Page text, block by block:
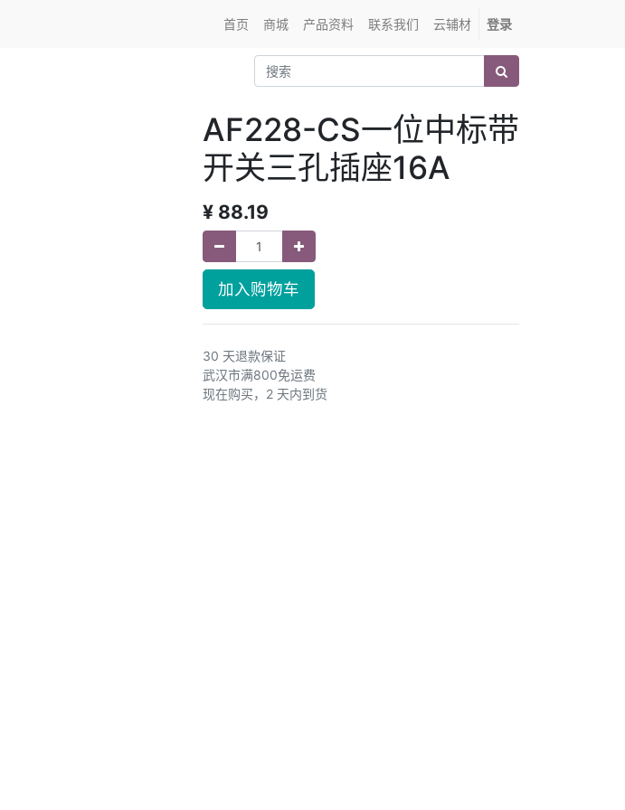
首页 商城 产品资料 联系我们 云辅材 登录
AF228-CS一位中标带
开关三孔插座16A
¥ 88.19
加入购物车
30 天退款保证
武汉市满800免运费
现在购买，2 天内到货